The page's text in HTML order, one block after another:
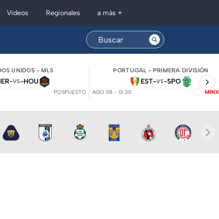
Videos Regionales a más +
UNIDOS - MLS
-VS-HOU
POSPUESTO
PORTUGAL - PRIMERA DIVISIÓN
EST-VS-SPO
AGO 08 - 13:30